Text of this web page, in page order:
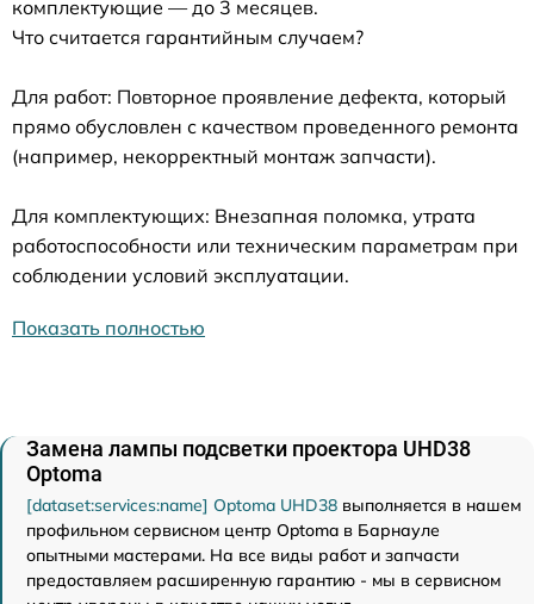
комплектующие — до 3 месяцев.
Что считается гарантийным случаем?
Для работ: Повторное проявление дефекта, который
прямо обусловлен с качеством проведенного ремонта
(например, некорректный монтаж запчасти).
Для комплектующих: Внезапная поломка, утрата
работоспособности или техническим параметрам при
соблюдении условий эксплуатации.
Показать полностью
Замена лампы подсветки проектора UHD38
Optoma
[dataset:services:name] Optoma UHD38 выполняется в нашем
профильном сервисном центр Optoma в Барнауле
опытными мастерами. На все виды работ и запчасти
предоставляем расширенную гарантию - мы в сервисном